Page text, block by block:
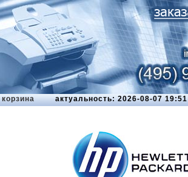
корзина актуальность: 2026-08-07 19:51